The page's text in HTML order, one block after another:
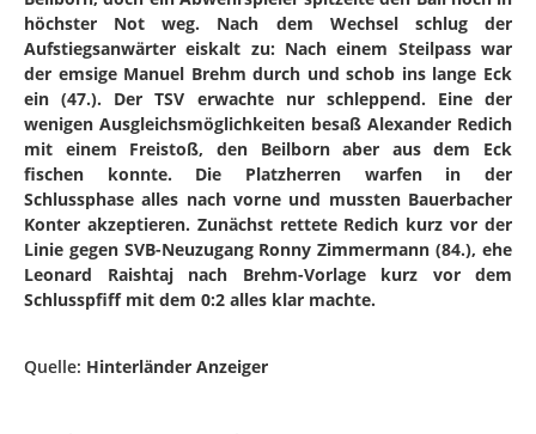
höchster Not weg. Nach dem Wechsel schlug der
Aufstiegsanwärter eiskalt zu: Nach einem Steilpass war
der emsige Manuel Brehm durch und schob ins lange Eck
ein (47.). Der TSV erwachte nur schleppend. Eine der
wenigen Ausgleichsmöglichkeiten besaß Alexander Redich
mit einem Freistoß, den Beilborn aber aus dem Eck
fischen konnte. Die Platzherren warfen in der
Schlussphase alles nach vorne und mussten Bauerbacher
Konter akzeptieren. Zunächst rettete Redich kurz vor der
Linie gegen SVB-Neuzugang Ronny Zimmermann (84.), ehe
Leonard Raishtaj nach Brehm-Vorlage kurz vor dem
Schlusspfiff mit dem 0:2 alles klar machte.
Quelle: Hinterländer Anzeiger